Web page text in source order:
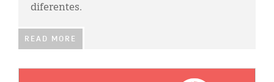
diferentes.
READ MORE